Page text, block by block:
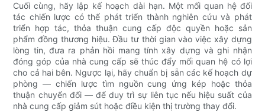
Cuối cùng, hãy lập kế hoạch dài hạn. Một mối quan hệ đối
tác chiến lược có thể phát triển thành nghiên cứu và phát
triển hợp tác, thỏa thuận cung cấp độc quyền hoặc sản
phẩm đồng thương hiệu. Đầu tư thời gian vào việc xây dựng
lòng tin, đưa ra phản hồi mang tính xây dựng và ghi nhận
đóng góp của nhà cung cấp sẽ thúc đẩy mối quan hệ có lợi
cho cả hai bên. Ngược lại, hãy chuẩn bị sẵn các kế hoạch dự
phòng — chiến lược tìm nguồn cung ứng kép hoặc thỏa
thuận chuyển đổi — để duy trì sự liên tục nếu hiệu suất của
nhà cung cấp giảm sút hoặc điều kiện thị trường thay đổi.